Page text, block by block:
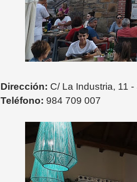
Dirección: C/ La Industria, 11
Teléfono: 984 709 007